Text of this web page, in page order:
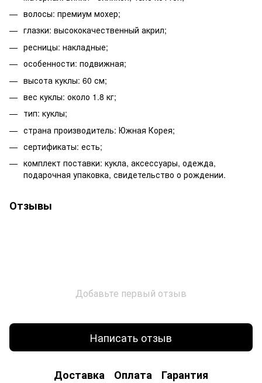
волосы: премиум мохер;
глазки: высококачественный акрил;
ресницы: накладные;
особенности: подвижная;
высота куклы: 60 см;
вес куклы: около 1.8 кг;
тип: куклы;
страна производитель: Южная Корея;
сертификаты: есть;
комплект поставки: кукла, аксессуары, одежда,
подарочная упаковка, свидетельство о рождении.
Отзывы
Добавьте первый отзыв
Написать отзыв
Доставка Оплата Гарантия